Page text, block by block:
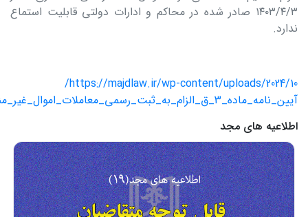
۱۴۰۳/۴/۳ صادر شده در محاکم و ادارات دولتی قابلیت استماع
ندارد.
https://majdlaw.ir/wp-content/uploads/2024/10/
آیین_نامه_ماده_3_ق_الزام_به_ثبت_رسمی_معاملات_اموال_غیر_منقول_به.pdf
اطلاعیه های مجد